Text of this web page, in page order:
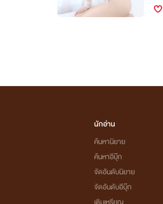
นักอ่าน
ค้นหานิยาย
ค้นหาอีบุ๊ก
จัดอันดับนิยาย
จัดอันดับอีบุ๊ก